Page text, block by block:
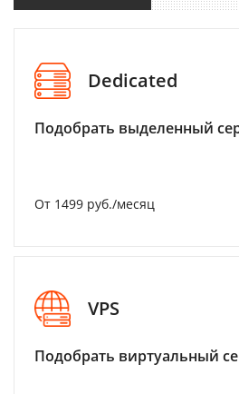
Dedicated
Подобрать выделенный
От 1499 руб./месяц
VPS
Подобрать виртуальный